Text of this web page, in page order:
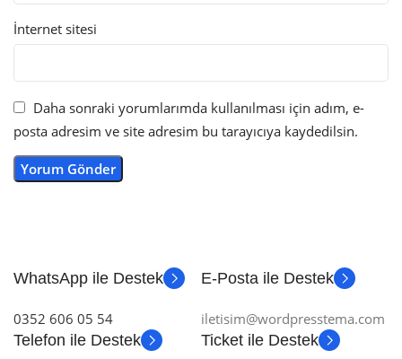
İnternet sitesi
Daha sonraki yorumlarımda kullanılması için adım, e-
posta adresim ve site adresim bu tarayıcıya kaydedilsin.
WhatsApp ile Destek
0352 606 05 54
E-Posta ile Destek
iletisim@wordpresstema.com
Telefon ile Destek
Ticket ile Destek